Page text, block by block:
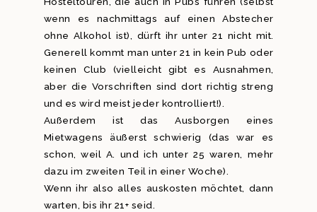
wenn es nachmittags auf einen Abstecher
ohne Alkohol ist), dürft ihr unter 21 nicht mit.
Generell kommt man unter 21 in kein Pub oder
keinen Club (vielleicht gibt es Ausnahmen,
aber die Vorschriften sind dort richtig streng
und es wird meist jeder kontrolliert!).
Außerdem ist das Ausborgen eines
Mietwagens äußerst schwierig (das war es
schon, weil A. und ich unter 25 waren, mehr
dazu im zweiten Teil in einer Woche).
Wenn ihr also alles auskosten möchtet, dann
warten, bis ihr 21+ seid.